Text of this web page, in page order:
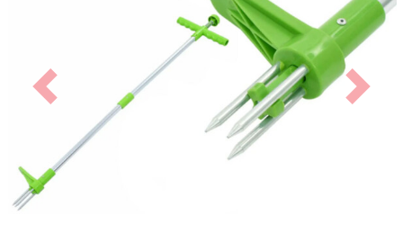
Predchádzajúci Ďalší